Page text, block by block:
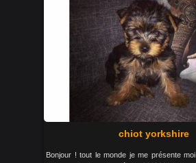
chiot yorkshire
Bonjour ! tout le monde je me présente